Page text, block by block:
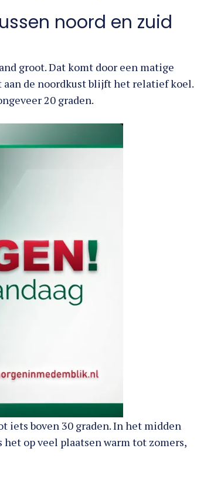
noord en zuid
groot. Dat komt door een matige
aan de noordkust blijft het relatief koel.
20 graden.
iets boven 30 graden. In het midden
op veel plaatsen warm tot zomers,